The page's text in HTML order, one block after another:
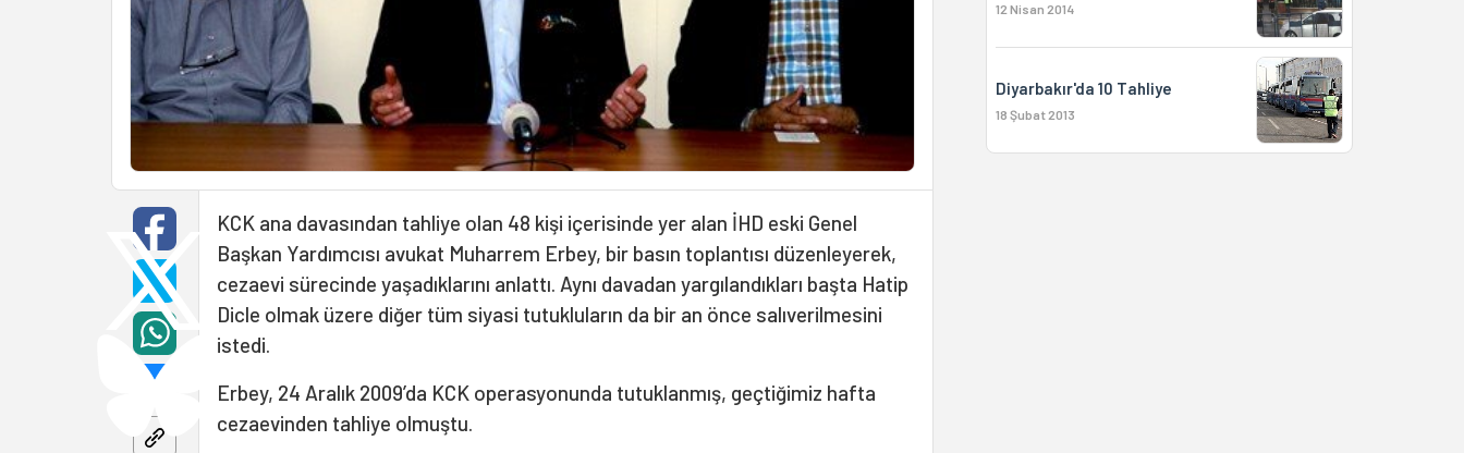
KCK ana davasından tahliye olan 48 kişi içerisinde yer alan İHD eski Genel
Başkan Yardımcısı avukat Muharrem Erbey, bir basın toplantısı düzenleyerek,
cezaevi sürecinde yaşadıklarını anlattı. Aynı davadan yargılandıkları başta Hatip
Dicle olmak üzere diğer tüm siyasi tutukluların da bir an önce salıverilmesini
istedi.
Erbey, 24 Aralık 2009’da KCK operasyonunda tutuklanmış, geçtiğimiz hafta
cezaevinden tahliye olmuştu.
12 Nisan 2014
Diyarbakır'da 10 Tahliye
18 Şubat 2013